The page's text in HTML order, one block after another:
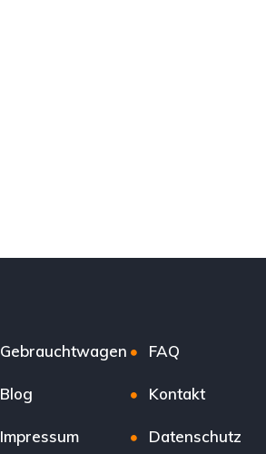
Gebrauchtwagen FAQ
Blog Kontakt
Impressum Datenschutz